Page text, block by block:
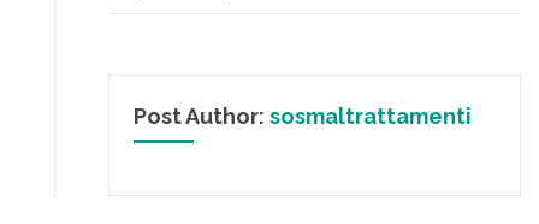
Post Author: sosmaltrattamenti